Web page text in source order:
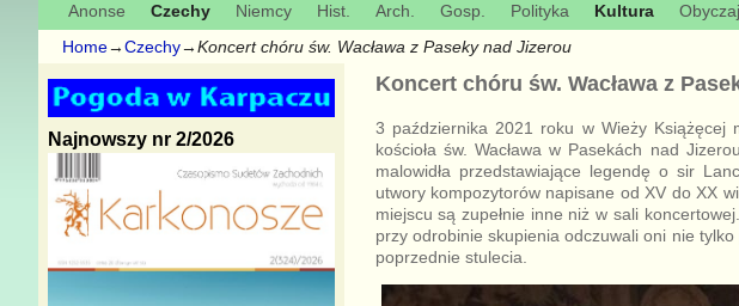
Anonse Czechy Niemcy Hist. Arch. Gosp. Polityka Kultura
Home→Czechy→Koncert chóru św. Wacława z Paseky nad Jizerou
Koncert chóru św. Wacława z
3 października 2021 roku w Wieży Książęcej
kościoła św. Wacława w Pasekách nad
malowidła przedstawiające legendę o sir
utwory kompozytorów napisane od XV do XX
miejscu są zupełnie inne niż w sali
przy odrobinie skupienia odczuwali oni nie
poprzednie stulecia.
Najnowszy nr 2/2026